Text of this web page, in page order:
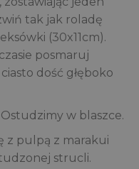
tak jak roladę
(30x11cm).
posmaruj
dość głęboko
w blaszce.
z pulpą z marakui
strucli.